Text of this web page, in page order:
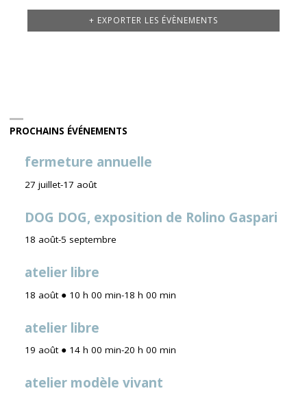
+ EXPORTER LES ÉVÈNEMENTS
PROCHAINS ÉVÉNEMENTS
fermeture annuelle
27 juillet-17 août
DOG DOG, exposition de Rolino Gaspari
18 août-5 septembre
atelier libre
18 août ● 10 h 00 min-18 h 00 min
atelier libre
19 août ● 14 h 00 min-20 h 00 min
atelier modèle vivant